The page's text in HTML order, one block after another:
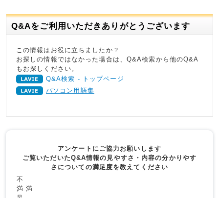
Q&Aをご利用いただきありがとうございます
この情報はお役に立ちましたか？
お探しの情報ではなかった場合は、Q&A検索から他のQ&A
もお探しください。
Q&A検索 - トップページ
パソコン用語集
アンケートにご協力お願いします
ご覧いただいたQ&A情報の見やすさ・内容の分かりやす
さについての満足度を教えてください
不
満 満